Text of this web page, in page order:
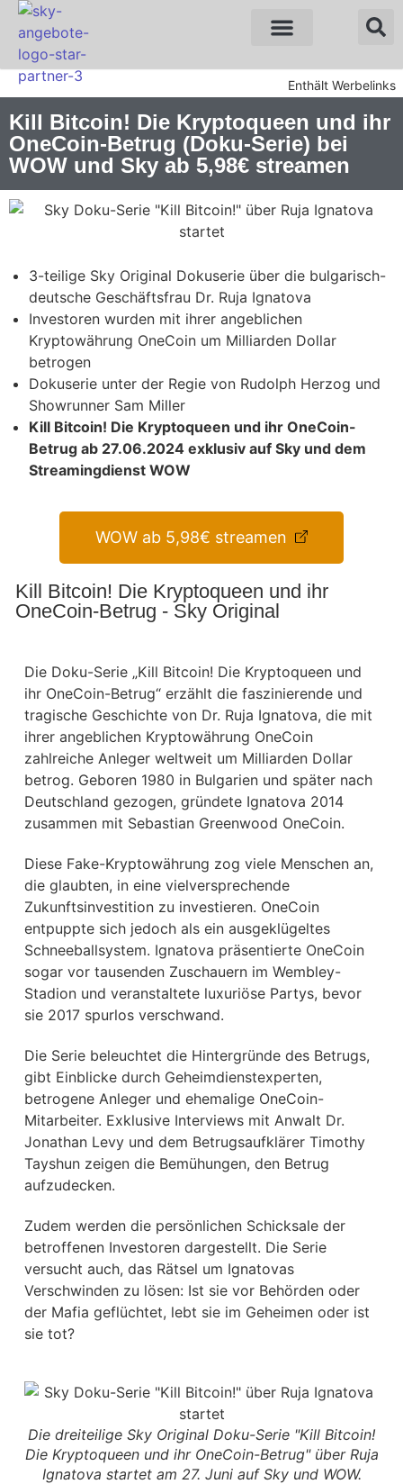
Enthält Werbelinks
Kill Bitcoin! Die Kryptoqueen und ihr
OneCoin-Betrug (Doku-Serie) bei
WOW und Sky ab 5,98€ streamen
3-teilige Sky Original Dokuserie über die bulgarisch-
deutsche Geschäftsfrau Dr. Ruja Ignatova
Investoren wurden mit ihrer angeblichen
Kryptowährung OneCoin um Milliarden Dollar
betrogen
Dokuserie unter der Regie von Rudolph Herzog und
Showrunner Sam Miller
Kill Bitcoin! Die Kryptoqueen und ihr OneCoin-
Betrug ab 27.06.2024 exklusiv auf Sky und dem
Streamingdienst WOW
WOW ab 5,98€ streamen
Kill Bitcoin! Die Kryptoqueen und ihr
OneCoin-Betrug - Sky Original
Die Doku-Serie „Kill Bitcoin! Die Kryptoqueen und
ihr OneCoin-Betrug“ erzählt die faszinierende und
tragische Geschichte von Dr. Ruja Ignatova, die mit
ihrer angeblichen Kryptowährung OneCoin
zahlreiche Anleger weltweit um Milliarden Dollar
betrog. Geboren 1980 in Bulgarien und später nach
Deutschland gezogen, gründete Ignatova 2014
zusammen mit Sebastian Greenwood OneCoin.
Diese Fake-Kryptowährung zog viele Menschen an,
die glaubten, in eine vielversprechende
Zukunftsinvestition zu investieren. OneCoin
entpuppte sich jedoch als ein ausgeklügeltes
Schneeballsystem. Ignatova präsentierte OneCoin
sogar vor tausenden Zuschauern im Wembley-
Stadion und veranstaltete luxuriöse Partys, bevor
sie 2017 spurlos verschwand.
Die Serie beleuchtet die Hintergründe des Betrugs,
gibt Einblicke durch Geheimdienstexperten,
betrogene Anleger und ehemalige OneCoin-
Mitarbeiter. Exklusive Interviews mit Anwalt Dr.
Jonathan Levy und dem Betrugsaufklärer Timothy
Tayshun zeigen die Bemühungen, den Betrug
aufzudecken.
Zudem werden die persönlichen Schicksale der
betroffenen Investoren dargestellt. Die Serie
versucht auch, das Rätsel um Ignatovas
Verschwinden zu lösen: Ist sie vor Behörden oder
der Mafia geflüchtet, lebt sie im Geheimen oder ist
sie tot?
Die dreiteilige Sky Original Doku-Serie "Kill Bitcoin!
Die Kryptoqueen und ihr OneCoin-Betrug" über Ruja
Ignatova startet am 27. Juni auf Sky und WOW.